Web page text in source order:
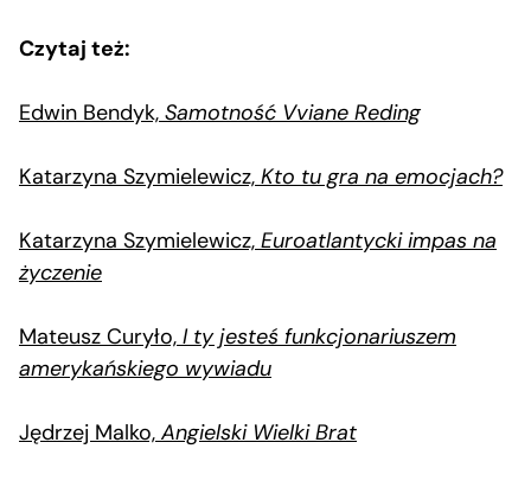
Czytaj też:
Edwin Bendyk, Samotność Vviane Reding
Katarzyna Szymielewicz, Kto tu gra na emocjach?
Katarzyna Szymielewicz, Euroatlantycki impas na
życzenie
Mateusz Curyło, I ty jesteś funkcjonariuszem
amerykańskiego wywiadu
Jędrzej Malko, Angielski Wielki Brat